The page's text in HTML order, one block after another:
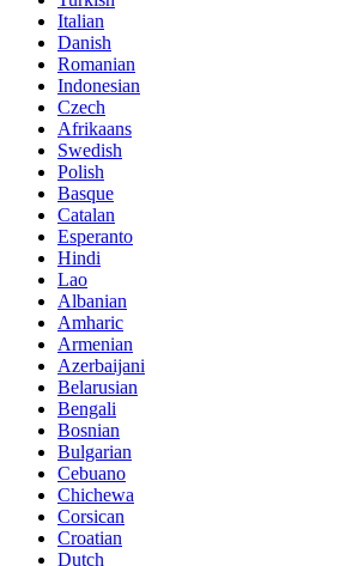
Italian
Danish
Romanian
Indonesian
Czech
Afrikaans
Swedish
Polish
Basque
Catalan
Esperanto
Hindi
Lao
Albanian
Amharic
Armenian
Azerbaijani
Belarusian
Bengali
Bosnian
Bulgarian
Cebuano
Chichewa
Corsican
Croatian
Dutch